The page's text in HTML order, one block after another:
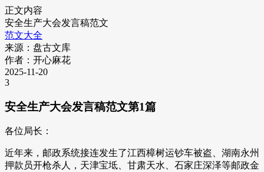
正文内容
安全生产大会发言稿范文
范文大全
来源：盘古文库
作者：开心麻花
2025-11-20
3
安全生产大会发言稿范文第1篇
各位局长：
近年来，邮政系统接连发生了江西樟树运钞车被盗、湖南永州
押款员开枪杀人，天津宝坻、甘肃天水、石家庄深泽等邮政金